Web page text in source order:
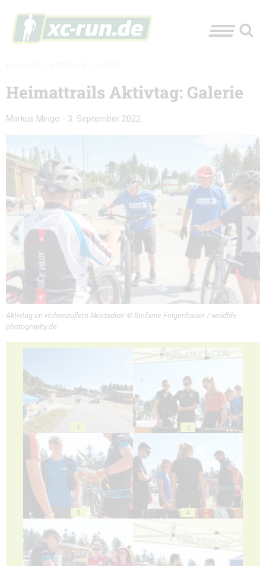
Heimattrails Aktivtag: Galerie
Markus Mingo - 3. September 2022
Aktivtag im Hohenzollern Skistadion © Stefanie Felgenhauer / woidlife-
photography.de
1 2
3 4